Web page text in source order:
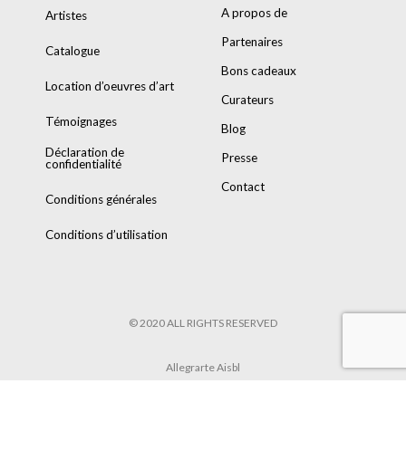
Artistes
Catalogue
Location d’oeuvres d’art
Témoignages
Déclaration de
confidentialité
Conditions générales
Conditions d’utilisation
A propos de
Partenaires
Bons cadeaux
Curateurs
Blog
Presse
Contact
© 2020 ALL RIGHTS RESERVED
Allegrarte Aisbl